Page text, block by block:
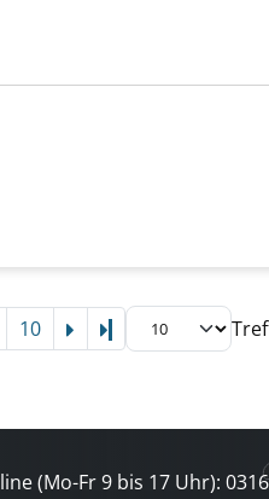
10 Letzte Seite
(Mo-Fr 9 bis 17 Uhr):